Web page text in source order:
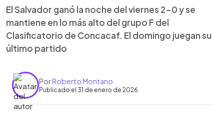
El Salvador ganó la noche del viernes 2-0 y se
mantiene en lo más alto del grupo F del
Clasificatorio de Concacaf. El domingo juegan su
último partido
PorRoberto Montano
Publicado el 31 de enero de 2026